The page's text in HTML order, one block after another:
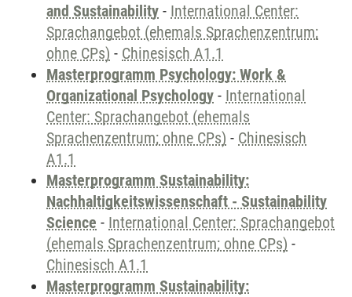
and Sustainability - International Center:
Sprachangebot (ehemals Sprachenzentrum;
ohne CPs) - Chinesisch A1.1
Masterprogramm Psychology: Work &
Organizational Psychology - International
Center: Sprachangebot (ehemals
Sprachenzentrum; ohne CPs) - Chinesisch
A1.1
Masterprogramm Sustainability:
Nachhaltigkeitswissenschaft - Sustainability
Science - International Center: Sprachangebot
(ehemals Sprachenzentrum; ohne CPs) -
Chinesisch A1.1
Masterprogramm Sustainability: